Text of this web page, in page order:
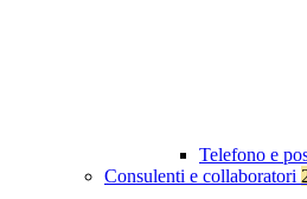
Telefono e
Consulenti e collaboratori